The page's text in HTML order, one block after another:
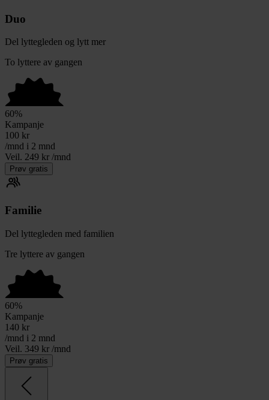
Duo
Del lyttegleden og lytt mer
To lyttere av gangen
60%
Kampanje
100 kr
/mnd i 2 mnd
Veil. 249 kr /mnd
Prøv gratis
Familie
Del lyttegleden med familien
Tre lyttere av gangen
60%
Kampanje
140 kr
/mnd i 2 mnd
Veil. 349 kr /mnd
Prøv gratis